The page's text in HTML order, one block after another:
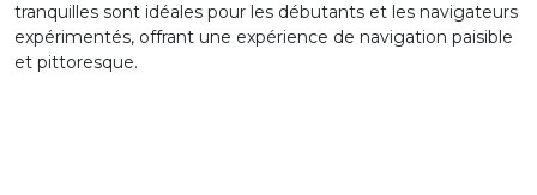
tranquilles sont idéales pour les débutants et les navigateurs
expérimentés, offrant une expérience de navigation paisible
et pittoresque.